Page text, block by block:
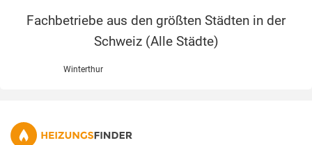
Fachbetriebe aus den größten Städten in der
Schweiz (Alle Städte)
Winterthur